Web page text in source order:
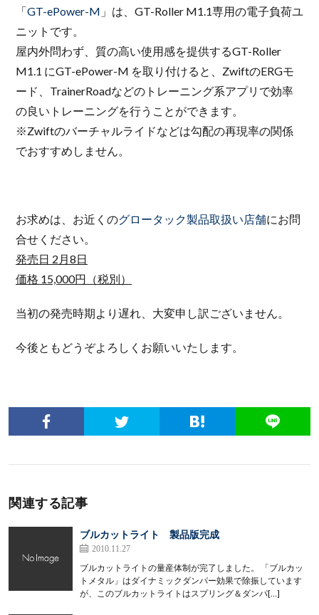
「GT-ePower-M 」は、GT-Roller M1.1専用の電子負荷ユ
ニットです。
屋内外問わず、質の高い使用感を提供するGT-Roller
M1.1 にGT-ePower-M を取り付けると、ZwiftのERGモ
ード、TrainerRoadなどのトレーニング系アプリで効率
の良いトレーニングを行うことができます。
※Zwiftのバーチャルライドなどは勾配の再現率の関係
でおすすめしません。
お求めは、お近くのグロータック製品取扱い店舗にお問
合せください。
発売日 2月8日
価格 15,000円（税別）
当初の発売時期より遅れ、大変申し訳ございません。
今後ともどうぞよろしくお願いいたします。
関連する記事
ブルカットライト 製品版完成
2010.11.27
ブルカットライトの量産体制が完了しました。 「ブルカッ
トメタル」はダイナミックダンパー効果で除振しています
が、このブルカットライトはスプリング＆ダンパ[…]